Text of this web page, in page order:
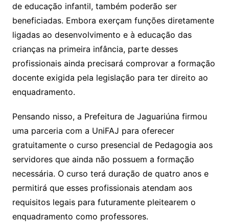
de educação infantil, também poderão ser
beneficiadas. Embora exerçam funções diretamente
ligadas ao desenvolvimento e à educação das
crianças na primeira infância, parte desses
profissionais ainda precisará comprovar a formação
docente exigida pela legislação para ter direito ao
enquadramento.
Pensando nisso, a Prefeitura de Jaguariúna firmou
uma parceria com a UniFAJ para oferecer
gratuitamente o curso presencial de Pedagogia aos
servidores que ainda não possuem a formação
necessária. O curso terá duração de quatro anos e
permitirá que esses profissionais atendam aos
requisitos legais para futuramente pleitearem o
enquadramento como professores.